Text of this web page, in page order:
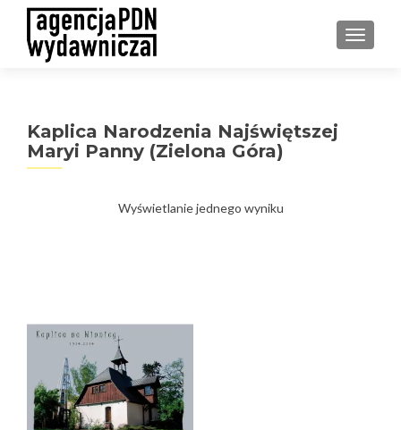
Kaplica Narodzenia Najświętszej
Maryi Panny (Zielona Góra)
Wyświetlanie jednego wyniku